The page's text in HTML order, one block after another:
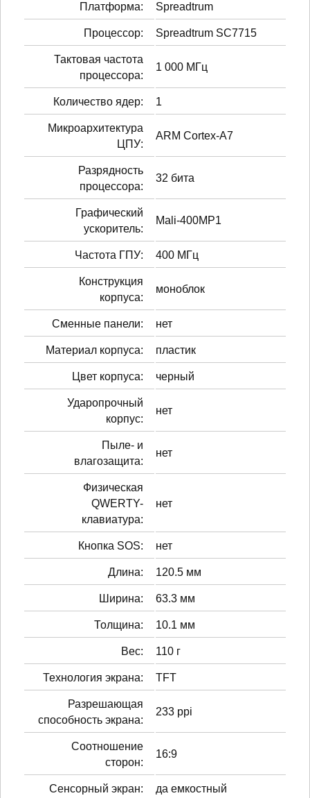
Платформа: Spreadtrum
Процессор: Spreadtrum SC7715
Тактовая частота
процессора:
1 000 МГц
Количество ядер: 1
Микроархитектура
ЦПУ:
ARM Cortex-A7
Разрядность
процессора:
32 бита
Графический
ускоритель:
Mali-400MP1
Частота ГПУ: 400 МГц
Конструкция
корпуса:
моноблок
Сменные панели: нет
Материал корпуса: пластик
Цвет корпуса: черный
Ударопрочный
корпус:
нет
Пыле- и
влагозащита:
нет
Физическая
QWERTY-
клавиатура:
нет
Кнопка SOS: нет
Длина: 120.5 мм
Ширина: 63.3 мм
Толщина: 10.1 мм
Вес: 110 г
Технология экрана: TFT
Разрешающая
способность экрана:
233 ppi
Соотношение
сторон:
16:9
Сенсорный экран: да емкостный